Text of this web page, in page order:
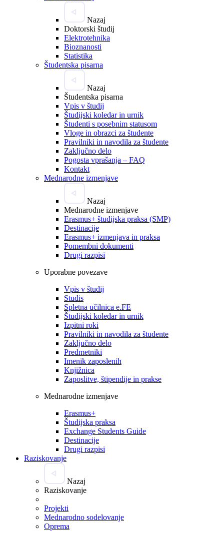
Nazaj
Doktorski študij
Elektrotehnika
Bioznanosti
Statistika
Študentska pisarna
Nazaj
Študentska pisarna
Vpis v študij
Študijski koledar in urnik
Študenti s posebnim statusom
Vloge in obrazci za študente
Pravilniki in navodila za študente
Zaključno delo
Pogosta vprašanja – FAQ
Kontakt
Mednarodne izmenjave
Nazaj
Mednarodne izmenjave
Erasmus+ študijska praksa (SMP)
Destinacije
Erasmus+ izmenjava in praksa
Pomembni dokumenti
Drugi razpisi
Uporabne povezave
Vpis v študij
Studis
Spletna učilnica e.FE
Študijski koledar in urnik
Izpitni roki
Pravilniki in navodila za študente
Zaključno delo
Predmetniki
Imenik zaposlenih
Knjižnica
Zaposlitve, štipendije in prakse
Mednarodne izmenjave
Erasmus+
Študijska praksa
Exchange Students Guide
Destinacije
Drugi razpisi
Raziskovanje
Nazaj
Raziskovanje
Projekti
Mednarodno sodelovanje
Oprema